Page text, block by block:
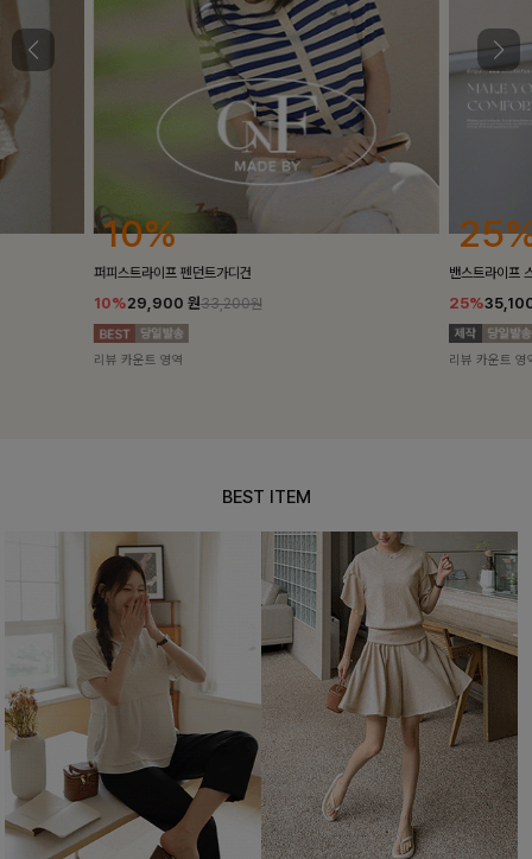
25%
밴스트라이프 스트링원피스
25%35,100 원46,800원
리뷰 카운트 영역
10%
[5천장돌파/
10%
리뷰 카운트 영
BEST ITEM